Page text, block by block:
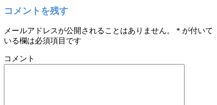
コメントを残す
メールアドレスが公開されることはありません。 * が付いて
いる欄は必須項目です
コメント